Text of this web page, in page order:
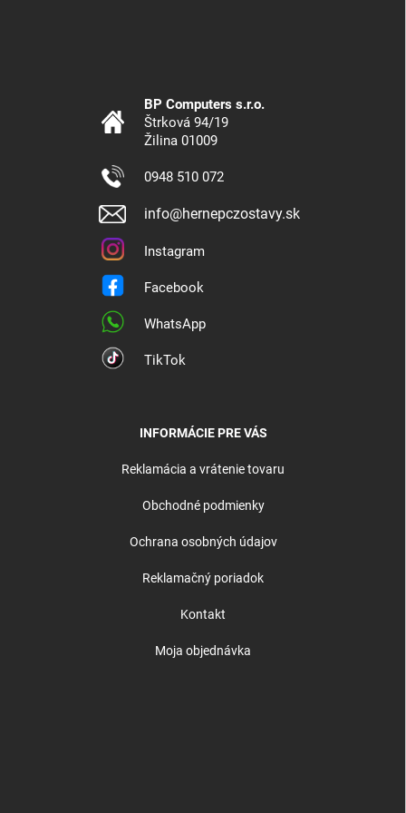
BP Computers s.r.o.
Štrková 94/19
Žilina 01009
0948 510 072
info@hernepczostavy.sk
Instagram
Facebook
WhatsApp
TikTok
INFORMÁCIE PRE VÁS
Reklamácia a vrátenie tovaru
Obchodné podmienky
Ochrana osobných údajov
Reklamačný poriadok
Kontakt
Moja objednávka